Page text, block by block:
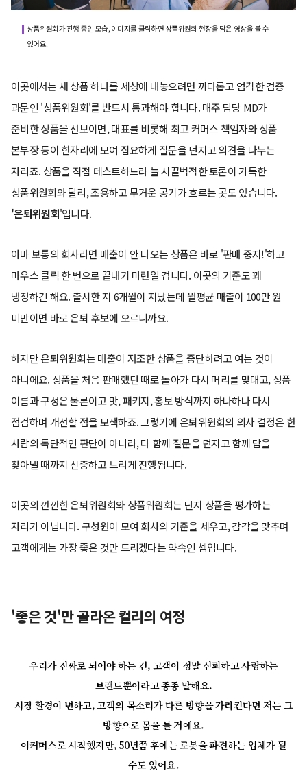
상품위원회가 진행 중인 모습, 이미지를 클릭하면 상품위원회 현장을 담은 영상을 볼 수
있어요.
이곳에서는 새 상품 하나를 세상에 내놓으려면 까다롭고 엄격한 검증
과문인 '상품위원회'를 반드시 통과해야 합니다. 매주 담당 MD가
준비한 상품을 선보이면, 대표를 비롯해 최고 커머스 책임자와 상품
본부장 등이 한자리에 모여 집요하게 질문을 던지고 의견을 나누는
자리죠. 상품을 직접 테스트하느라 늘 시끌벅적한 토론이 가득한
상품위원회와 달리, 조용하고 무거운 공기가 흐르는 곳도 있습니다.
'은퇴위원회'입니다.
아마 보통의 회사라면 매출이 안 나오는 상품은 바로 '판매 중지!'하고
마우스 클릭 한 번으로 끝내기 마련일 겁니다. 이곳의 기준도 꽤
냉정하긴 해요. 출시한 지 6개월이 지났는데 월평균 매출이 100만 원
미만이면 바로 은퇴 후보에 오르니까요.
하지만 은퇴위원회는 매출이 저조한 상품을 중단하려고 여는 것이
아니에요. 상품을 처음 판매했던 때로 돌아가 다시 머리를 맞대고, 상품
이름과 구성은 물론이고 맛, 패키지, 홍보 방식까지 하나하나 다시
점검하며 개선할 점을 모색하죠. 그렇기에 은퇴위원회의 의사 결정은 한
사람의 독단적인 판단이 아니라, 다 함께 질문을 던지고 함께 답을
찾아낼 때까지 신중하고 느리게 진행됩니다.
이곳의 깐깐한 은퇴위원회와 상품위원회는 단지 상품을 평가하는
자리가 아닙니다. 구성원이 모여 회사의 기준을 세우고, 감각을 맞추며
고객에게는 가장 좋은 것만 드리겠다는 약속인 셈입니다.
'좋은 것'만 골라온 컬리의 여정
우리가 진짜로 되어야 하는 건, 고객이 정말 신뢰하고 사랑하는
브랜드뿐이라고 종종 말해요.
시장 환경이 변하고, 고객의 목소리가 다른 방향을 가리킨다면 저는 그
방향으로 몸을 틀 거예요.
이커머스로 시작했지만, 50년쯤 후에는 로봇을 파견하는 업체가 될
수도 있어요.